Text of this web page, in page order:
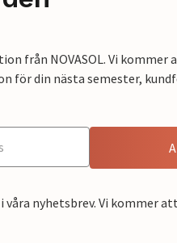
från NOVASOL. Vi kommer
för din nästa semester,
nyhetsbrev. Vi kommer